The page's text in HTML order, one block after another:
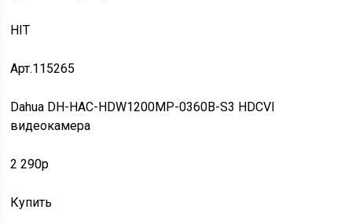
HIT
Арт.115265
Dahua DH-HAC-HDW1200MP-0360B-S3 HDCVI
видеокамера
2 290p
Купить